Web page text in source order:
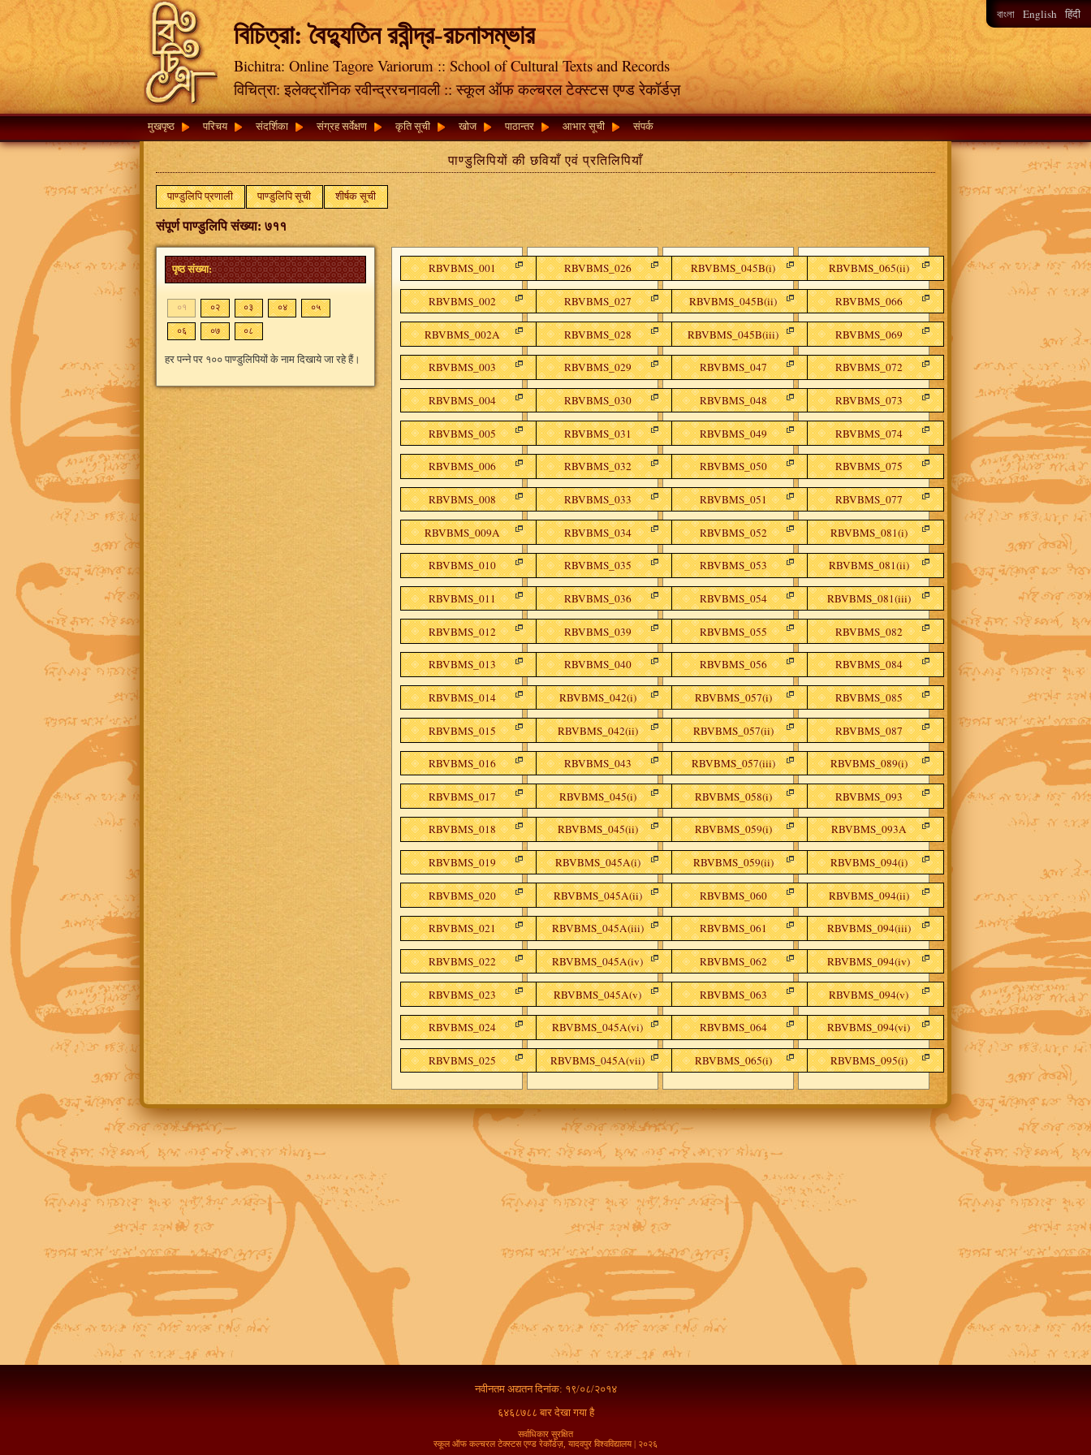
বাংলা English हिंदी
বিচিত্রা: বৈদ্যুতিন রবীন্দ্র-রচনাসম্ভার
Bichitra: Online Tagore Variorum :: School of Cultural Texts and Records
विचित्रा: इलेक्ट्रॉनिक रवीन्द्ररचनावली :: स्कूल ऑफ कल्चरल टेक्स्टस एण्ड रेकॉर्डज़
मुखपृष्ठ परिचय संदर्शिका संग्रह सर्वेक्षण कृति सूची खोज पाठान्तर आभार सूची संपर्क
पाण्डुलिपियों की छवियाँ एवं प्रतिलिपियाँ
पाण्डुलिपि प्रणाली पाण्डुलिपि सूची शीर्षक सूची
संपूर्ण पाण्डुलिपि संख्या: ७११
पृष्ठ संख्या:
०१ ०२ ०३ ०४ ०५
०६ ०७ ०८
हर पन्ने पर १०० पाण्डुलिपियों के नाम दिखाये जा रहे हैं।
RBVBMS_001
RBVBMS_002
RBVBMS_002A
RBVBMS_003
RBVBMS_004
RBVBMS_005
RBVBMS_006
RBVBMS_008
RBVBMS_009A
RBVBMS_010
RBVBMS_011
RBVBMS_012
RBVBMS_013
RBVBMS_014
RBVBMS_015
RBVBMS_016
RBVBMS_017
RBVBMS_018
RBVBMS_019
RBVBMS_020
RBVBMS_021
RBVBMS_022
RBVBMS_023
RBVBMS_024
RBVBMS_025
RBVBMS_026
RBVBMS_027
RBVBMS_028
RBVBMS_029
RBVBMS_030
RBVBMS_031
RBVBMS_032
RBVBMS_033
RBVBMS_034
RBVBMS_035
RBVBMS_036
RBVBMS_039
RBVBMS_040
RBVBMS_042(i)
RBVBMS_042(ii)
RBVBMS_043
RBVBMS_045(i)
RBVBMS_045(ii)
RBVBMS_045A(i)
RBVBMS_045A(ii)
RBVBMS_045A(iii)
RBVBMS_045A(iv)
RBVBMS_045A(v)
RBVBMS_045A(vi)
RBVBMS_045A(vii)
RBVBMS_045B(i)
RBVBMS_045B(ii)
RBVBMS_045B(iii)
RBVBMS_047
RBVBMS_048
RBVBMS_049
RBVBMS_050
RBVBMS_051
RBVBMS_052
RBVBMS_053
RBVBMS_054
RBVBMS_055
RBVBMS_056
RBVBMS_057(i)
RBVBMS_057(ii)
RBVBMS_057(iii)
RBVBMS_058(i)
RBVBMS_059(i)
RBVBMS_059(ii)
RBVBMS_060
RBVBMS_061
RBVBMS_062
RBVBMS_063
RBVBMS_064
RBVBMS_065(i)
RBVBMS_065(ii)
RBVBMS_066
RBVBMS_069
RBVBMS_072
RBVBMS_073
RBVBMS_074
RBVBMS_075
RBVBMS_077
RBVBMS_081(i)
RBVBMS_081(ii)
RBVBMS_081(iii)
RBVBMS_082
RBVBMS_084
RBVBMS_085
RBVBMS_087
RBVBMS_089(i)
RBVBMS_093
RBVBMS_093A
RBVBMS_094(i)
RBVBMS_094(ii)
RBVBMS_094(iii)
RBVBMS_094(iv)
RBVBMS_094(v)
RBVBMS_094(vi)
RBVBMS_095(i)
नवीनतम अद्यतन दिनांक: १९/०८/२०१४
६४६८७८८ बार देखा गया है
सर्वाधिकार सुरक्षित
स्कूल ऑफ कल्चरल टेक्स्टस एण्ड रेकॉर्डज़, यादवपुर विश्वविद्यालय | २०२६